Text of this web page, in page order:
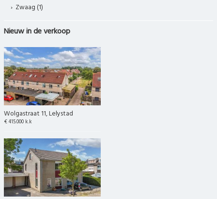
Zwaag (1)
Nieuw in de verkoop
Wolgastraat 11, Lelystad
€ 415.000 k.k